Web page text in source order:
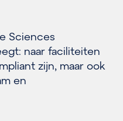
Sciences
naar faciliteiten
zijn, maar ook
en